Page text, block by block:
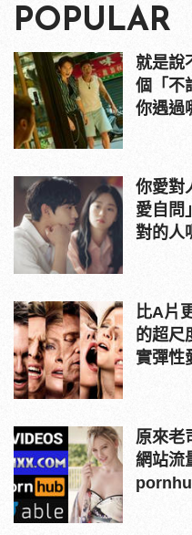
POPULAR
就是說
個「不
你遇過
你愛對
愛自問
對的人
比A片
的超尺
實彈性
原來老
網站流